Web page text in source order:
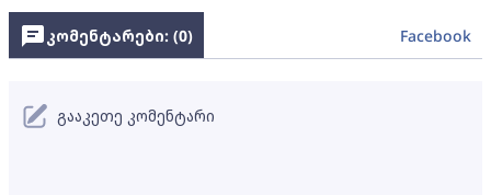
კომენტარები: (0) Facebook
გააკეთე კომენტარი